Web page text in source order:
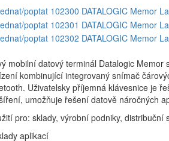
poptat 102300 DATALOGIC Memor
poptat 102301 DATALOGIC Memor
poptat 102302 DATALOGIC Memor
mobilní datový terminál Datalogic
kombinující integrovaný snímač
Uživatelsky příjemná klávesnice je
umožňuje řešení datově náročných
pro: sklady, výrobní podniky,
aplikací